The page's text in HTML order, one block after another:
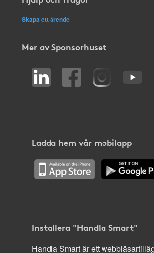
Skapa ett ärende
Mer av Sponsorhuset
Ladda hem vår mobilapp
Installera "Handla Smart"
Handla Smart är ett